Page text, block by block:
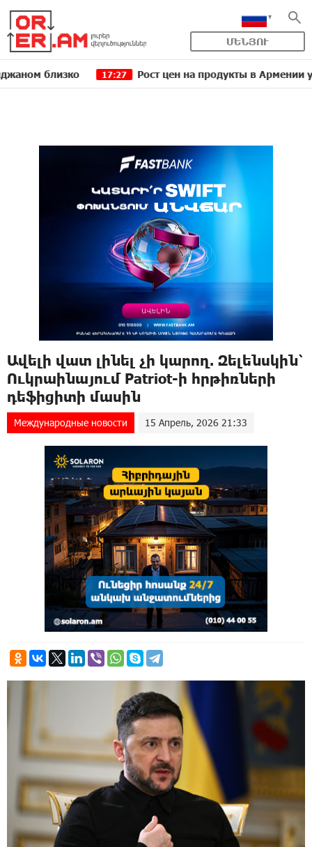
ՄԵՆՅՈՒ
17:27 Рост цен на продукты в Армении
Ավելի վատ լինել չի կարող. Զելենսկին՝
Ուկրաինայում Patriot-ի hրթիռների
դեֆիցիտի մասին
Международные новости 15 Апрель, 2026 21:33